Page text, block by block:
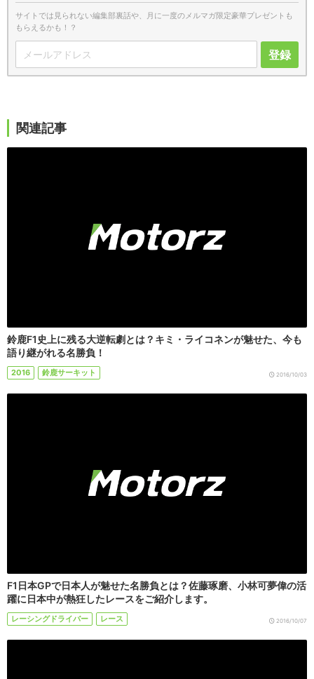
サイトでは見られない編集部裏話や、月に一度のメルマガ限定豪華プレゼントも
もらえるかも！？
登録
関連記事
鈴鹿F1史上に残る大逆転劇とは？キミ・ライコネンが魅せた、今も
語り継がれる名勝負！
2016 鈴鹿サーキット 2016/10/03
F1日本GPで日本人が魅せた名勝負とは？佐藤琢磨、小林可夢偉の活
躍に日本中が熱狂したレースをご紹介します。
レーシングドライバー レース 2016/10/07